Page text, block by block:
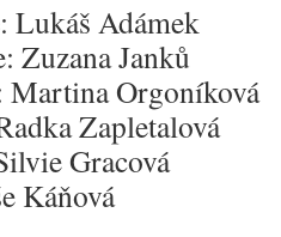
Lukáš Adámek
Zuzana Janků
Orgoníková
Zapletalová
Gracová
Káňová